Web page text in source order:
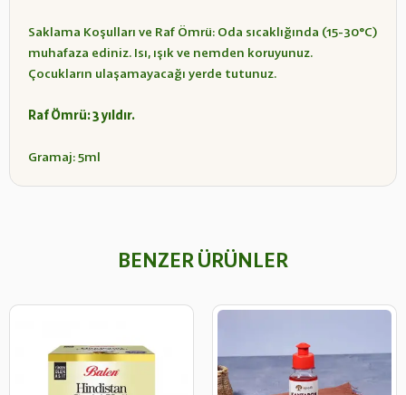
Saklama Koşulları ve Raf Ömrü: Oda sıcaklığında (15-30°C)
muhafaza ediniz. Isı, ışık ve nemden koruyunuz.
Çocukların ulaşamayacağı yerde tutunuz.
Raf Ömrü: 3 yıldır.
Gramaj: 5ml
BENZER ÜRÜNLER